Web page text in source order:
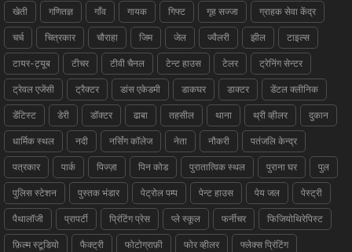
खेती गणितज्ञ गाँव गायक गिफ्ट गृह सज्जा ग्राहक सेवा केंद्र
चर्च चित्रकार चौराहा जिम जेल ज्वैलरी झील टाइल्स
टायर-ट्यूब टीचर टीवी चैनल टेन्ट हाउस टेलर ट्रेनिंग सेन्टर
ट्रेवल एजेंसी ट्रैक्टर डांस एकेडमी डाकघर डाक्टर डेंटल क्लीनिक
डेंटिस्ट डेरी डॉक्टर ढाबा तहसील थाना थ्री व्हीलर दुकान
धार्मिक स्थल नदी नर्सिंग कॉलेज नेता नौकरी पतंजलि केन्द्र
पत्रकार पार्क पिज्ज़ा पिन कोड पुरातात्विक स्थल पुराना घर पुल
पुलिस स्टेशन पुस्तक भंडार पेट्रोल पम्प पेन्ट हाउस पेय जल पेस्ट्री
पैथालॉजी प्रापर्टी प्रिंटिंग प्रेस प्ले स्कूल फर्नीचर फिजियोथिरेपिस्ट
फ़िल्म स्टूडियो फैक्ट्री फोटोग्राफ़ी फोर व्हीलर फ्लेक्स प्रिंटिंग